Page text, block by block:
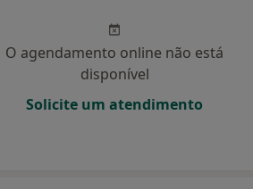
O agendamento online não está
disponível
Solicite um atendimento